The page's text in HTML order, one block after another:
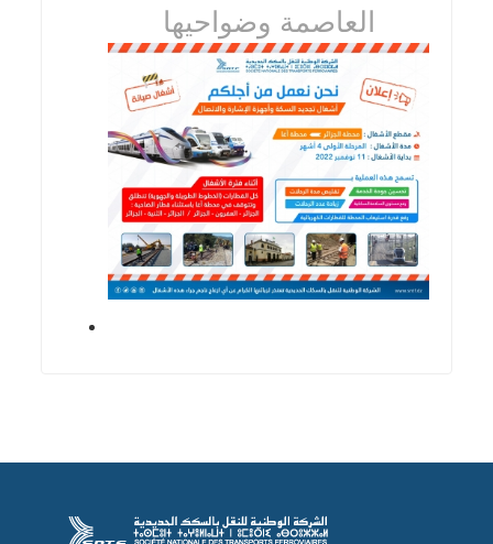
العاصمة وضواحيها